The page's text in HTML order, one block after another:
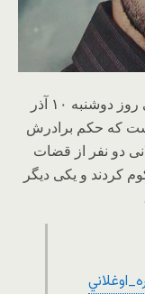
هانیه قره اوغلانی خواهر حامد قره اوغلانی روز دوشنبه ۱۰ آذر
است که حکم برادرش
دو نفر از قضات
محکوم کردند و یکی دیگر